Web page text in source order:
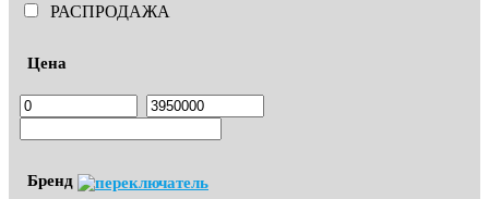
РАСПРОДАЖА
Цена
Бренд